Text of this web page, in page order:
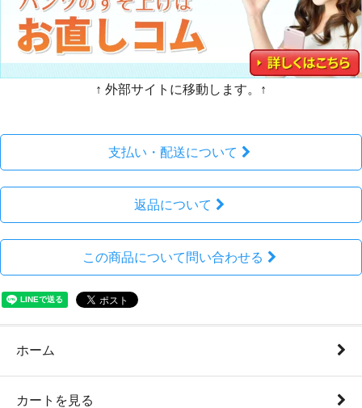
↑ 外部サイトに移動します。↑
支払い・配送について
返品について
この商品について問い合わせる
ホーム
カートを見る